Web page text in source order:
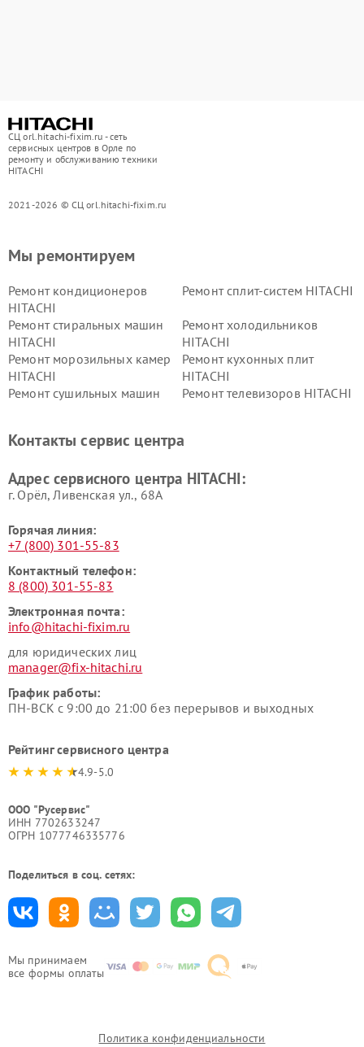
СЦ orl.hitachi-fixim.ru - сеть
сервисных центров в Орле по
ремонту и обслуживанию техники
HITACHI
2021-2026 © СЦ orl.hitachi-fixim.ru
Мы принимаем
все формы оплаты
Мы ремонтируем
Ремонт кондиционеров
HITACHI
Ремонт сплит-систем HITACHI
Ремонт стиральных машин
HITACHI
Ремонт холодильников
HITACHI
Ремонт морозильных камер
HITACHI
Ремонт кухонных плит
HITACHI
Ремонт сушильных машин
Ремонт телевизоров HITACHI
данных HITACHI
HITACHI
HITACHI
HITACHI
Контакты сервис центра
Адрес сервисного центра HITACHI:
г. Орёл, Ливенская ул., 68А
Горячая линия:
+7 (800) 301-55-83
Контактный телефон:
8 (800) 301-55-83
Электронная почта:
info@hitachi-fixim.ru
для юридических лиц
manager@fix-hitachi.ru
График работы:
ПН-ВСК с 9:00 до 21:00 без перерывов и выходных
Рейтинг сервисного центра
4.9-5.0
ООО "Русервис"
ИНН 7702633247
ОГРН 1077746335776
Поделиться в соц. сетях:
Политика конфиденциальности